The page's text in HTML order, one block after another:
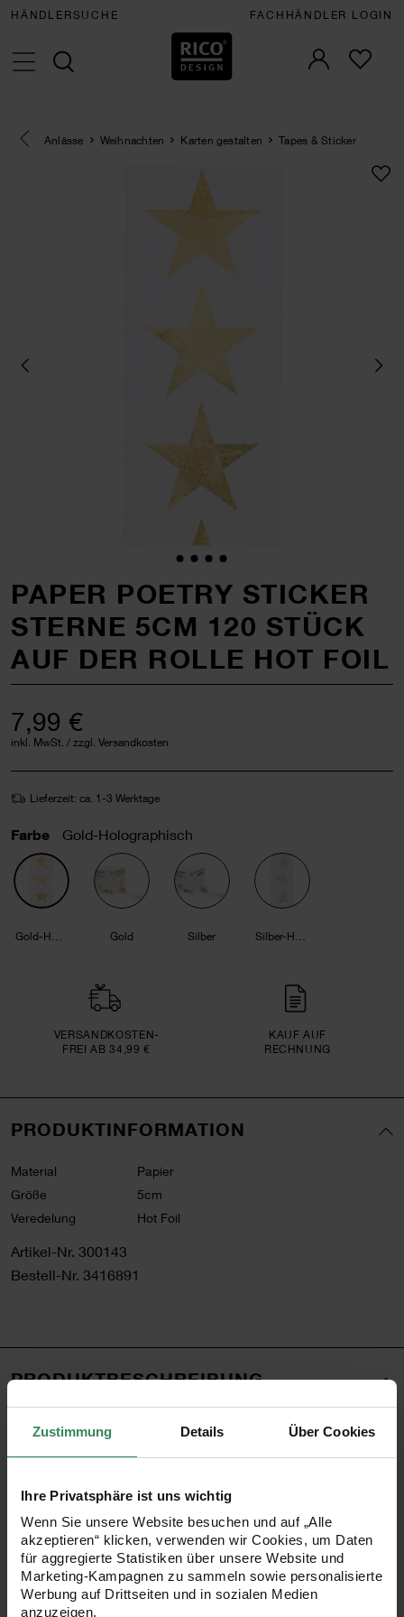
Zustimmung Details Über Cookies
Ihre Privatsphäre ist uns wichtig
Wenn Sie unsere Website besuchen und auf „Alle
akzeptieren“ klicken, verwenden wir Cookies, um Daten
für aggregierte Statistiken über unsere Website und
Marketing-Kampagnen zu sammeln sowie personalisierte
Werbung auf Drittseiten und in sozialen Medien
anzuzeigen.
HÄNDLERSUCHE FACHHÄNDLER LOGIN
Eine Kategorie zurück navigieren
Anlässe Weihnachten Karten gestalten Tapes & Sticker
PAPER POETRY STICKER
STERNE 5CM 120 STÜCK
AUF DER ROLLE HOT FOIL
7,99 €
inkl. MwSt. / zzgl. Versandkosten
Lieferzeit: ca. 1-3 Werktage
Farbe Gold-Holographisch
Gold Silber
VERSAND­KOSTEN­
FREI AB 34,99 €
KAUF AUF
RECHNUNG
PRODUKTINFORMATION
Material
Papier
Größe
5cm
Veredelung
Hot Foil
Artikel-Nr. 300143
Bestell-Nr. 3416891
PRODUKTBESCHREIBUNG
Die großen sternförmigen Papiersticker sind ideal zum
Folie versehen und kommen in einer praktischen
Spenderbox daher.
Form: Stern